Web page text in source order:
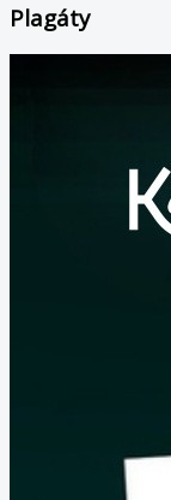
Plagáty